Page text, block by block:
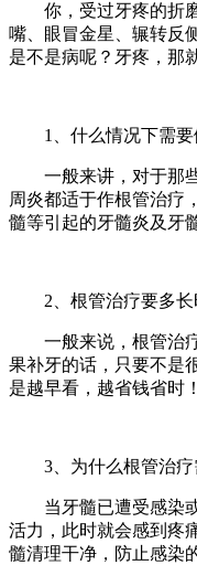
你，受过牙疼的折磨
嘴、眼冒金星、辗转反
是不是病呢？牙疼，那
1、什么情况下需要
一般来讲，对于那些
周炎都适于作根管治疗
髓等引起的牙髓炎及牙
2、根管治疗要多长
一般来说，根管治疗
果补牙的话，只要不是
是越早看，越省钱省时！
3、为什么根管治疗
当牙髓已遭受感染或
活力，此时就会感到疼
髓清理干净，防止感染